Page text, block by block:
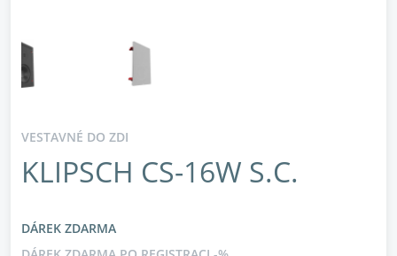
VESTAVNÉ DO ZDI
KLIPSCH CS-16W S.C.
DÁREK ZDARMA